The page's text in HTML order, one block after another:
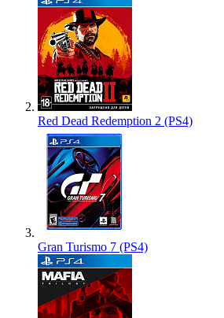
Red Dead Redemption 2 (PS4)
Gran Turismo 7 (PS4)